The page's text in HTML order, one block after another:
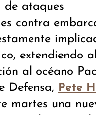
de ataques
contra
extendiendo
al océano
Defensa, Pete
martes una